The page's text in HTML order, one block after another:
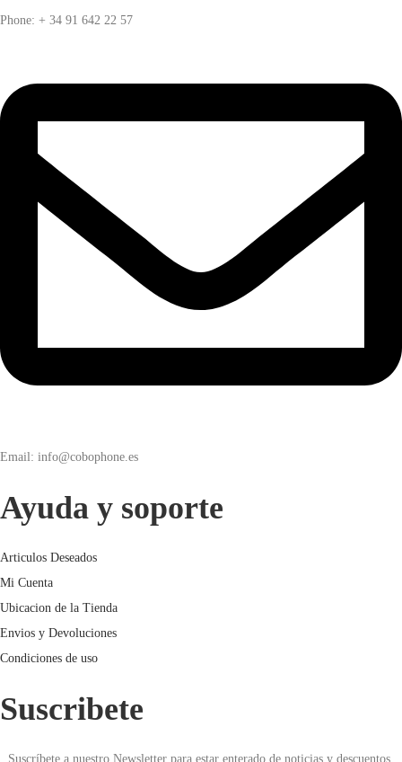
Phone: + 34 91 642 22 57
Email: info@cobophone.es
Ayuda y soporte
Articulos Deseados
Mi Cuenta
Ubicacion de la Tienda
Envios y Devoluciones
Condiciones de uso
Suscribete
Suscríbete a nuestro Newsletter para estar enterado de noticias y descuentos.